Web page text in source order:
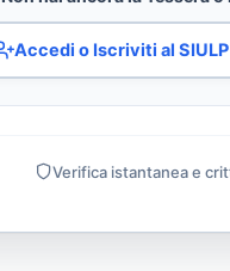
Accedi o Iscriviti al
Verifica istantanea e